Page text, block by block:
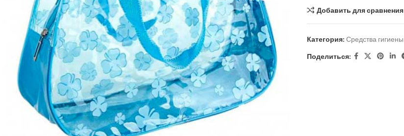
Добавить для сравнения
Категория: Средства гигиены
Поделиться: